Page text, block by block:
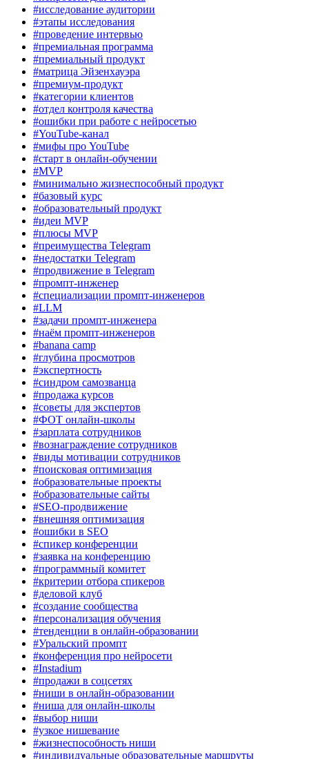
#исследование аудитории
#этапы исследования
#проведение интервью
#премиальная программа
#премиальный продукт
#матрица Эйзенхауэра
#премиум-продукт
#категории клиентов
#отдел контроля качества
#ошибки при работе с нейросетью
#YouTube-канал
#мифы про YouTube
#старт в онлайн-обучении
#MVP
#минимально жизнеспособный продукт
#базовый курс
#образовательный продукт
#идеи MVP
#плюсы MVP
#преимущества Telegram
#недостатки Telegram
#продвижение в Telegram
#промпт-инженер
#специализации промпт-инженеров
#LLM
#задачи промпт-инженера
#наём промпт-инженеров
#banana camp
#глубина просмотров
#экспертность
#синдром самозванца
#продажа курсов
#советы для экспертов
#ФОТ онлайн-школы
#зарплата сотрудников
#вознаграждение сотрудников
#виды мотивации сотрудников
#поисковая оптимизация
#образовательные проекты
#образовательные сайты
#SEO-продвижение
#внешняя оптимизация
#ошибки в SEO
#спикер конференции
#заявка на конференцию
#программный комитет
#критерии отбора спикеров
#деловой клуб
#создание сообщества
#персонализация обучения
#тенденции в онлайн-образовании
#Уральский промпт
#конференция про нейросети
#Instadium
#продажи в соцсетях
#ниши в онлайн-образовании
#ниша для онлайн-школы
#выбор ниши
#узкое нишевание
#жизнеспособность ниши
#индивидуальные образовательные маршруты